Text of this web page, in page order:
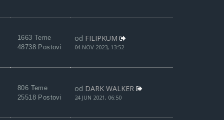
1663 Teme
48738 Postovi
od FILIPKUM
04 NOV 2023, 13:52
806 Teme
25518 Postovi
od DARK WALKER
24 JUN 2021, 06:50